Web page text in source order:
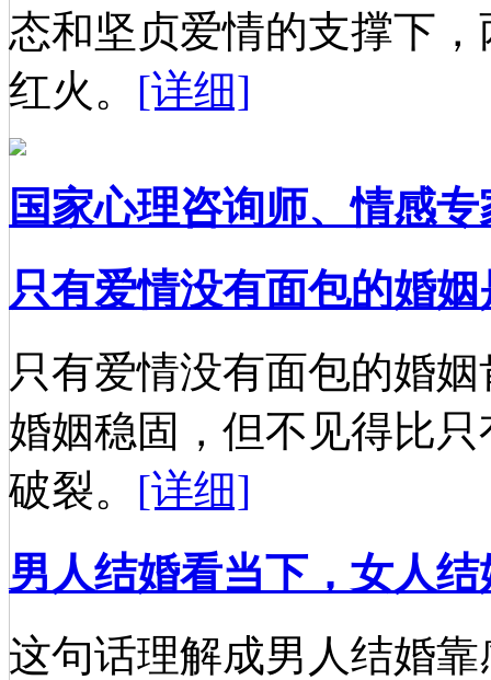
态和坚贞爱情的支撑下
红火。 [详细]
国家心理咨询师、情感
只有爱情没有面包的婚
只有爱情没有面包的婚
婚姻稳固，但不见得比
破裂。 [详细]
男人结婚看当下，女人
这句话理解成男人结婚